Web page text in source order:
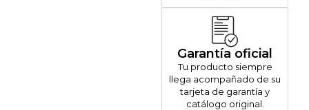
Garantía oficial
Tu producto siempre
llega acompañado de su
tarjeta de garantía y
catálogo original.